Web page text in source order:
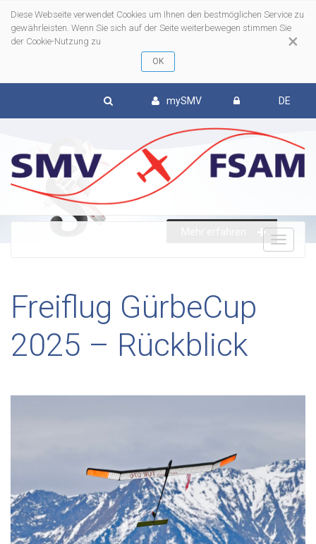
×
Diese Webseite verwendet Cookies um Ihnen den bestmöglichen Service zu
gewährleisten. Wenn Sie sich auf der Seite weiterbewegen stimmen Sie
der Cookie-Nutzung zu
mySMV DE
Freiflug GürbeCup
2025 – Rückblick